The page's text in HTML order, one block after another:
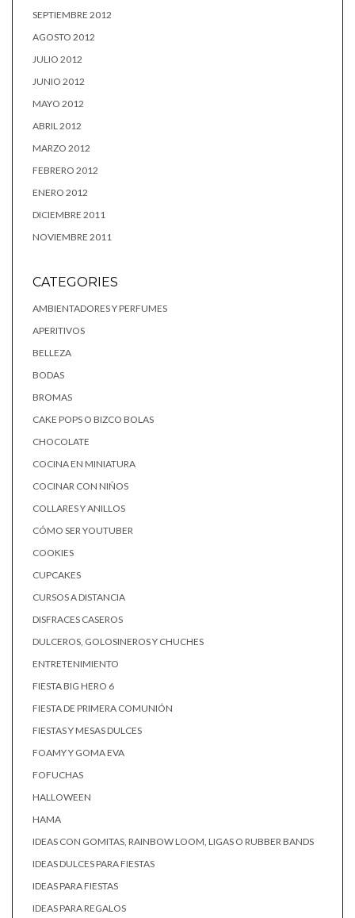
SEPTIEMBRE 2012
AGOSTO 2012
JULIO 2012
JUNIO 2012
MAYO 2012
ABRIL 2012
MARZO 2012
FEBRERO 2012
ENERO 2012
DICIEMBRE 2011
NOVIEMBRE 2011
CATEGORIES
AMBIENTADORES Y PERFUMES
APERITIVOS
BELLEZA
BODAS
BROMAS
CAKE POPS O BIZCO BOLAS
CHOCOLATE
COCINA EN MINIATURA
COCINAR CON NIÑOS
COLLARES Y ANILLOS
CÓMO SER YOUTUBER
COOKIES
CUPCAKES
CURSOS A DISTANCIA
DISFRACES CASEROS
DULCEROS, GOLOSINEROS Y CHUCHES
ENTRETENIMIENTO
FIESTA BIG HERO 6
FIESTA DE PRIMERA COMUNIÓN
FIESTAS Y MESAS DULCES
FOAMY Y GOMA EVA
FOFUCHAS
HALLOWEEN
HAMA
IDEAS CON GOMITAS, RAINBOW LOOM, LIGAS O RUBBER BANDS
IDEAS DULCES PARA FIESTAS
IDEAS PARA FIESTAS
IDEAS PARA REGALOS